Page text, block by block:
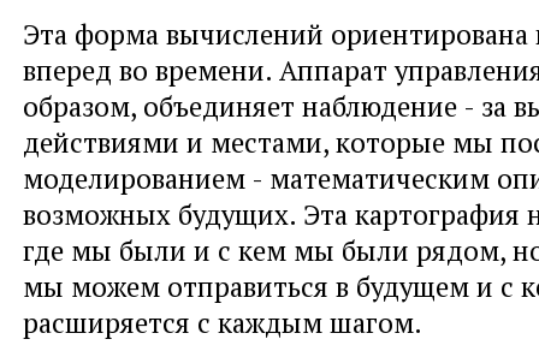
Эта форма вычислений ориентирована
вперед во времени. Аппарат
образом, объединяет наблюдение - за
действиями и местами, которые мы
моделированием - математическим
возможных будущих. Эта картография
где мы были и с кем мы были рядом,
мы можем отправиться в будущем и с
расширяется с каждым шагом.